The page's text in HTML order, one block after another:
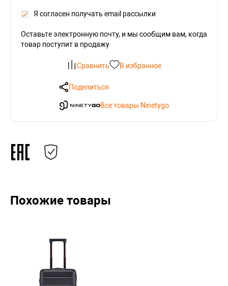
Я согласен получать email рассылки
Оставьте электронную почту, и мы сообщим вам, когда
товар поступит в продажу
Сравнить В избранное
Поделиться
Все товары Ninetygo
Похожие товары